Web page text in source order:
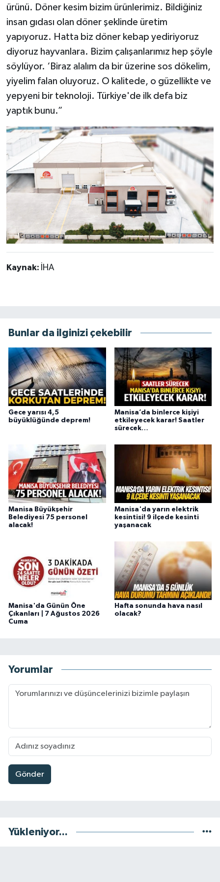
ürünü. Döner kesim bizim ürünlerimiz. Bildiğiniz
insan gıdası olan döner şeklinde üretim
yapıyoruz. Hatta biz döner kebap yediriyoruz
diyoruz hayvanlara. Bizim çalışanlarımız hep şöyle
söylüyor. ‘Biraz alalım da bir üzerine sos dökelim,
yiyelim falan oluyoruz. O kalitede, o güzellikte ve
yepyeni bir teknoloji. Türkiye'de ilk defa biz
yaptık bunu.”
Kaynak: İHA
Bunlar da ilginizi çekebilir
Gece yarısı 4,5
büyüklüğünde deprem!
Manisa’da binlerce kişiyi
etkileyecek karar! Saatler
sürecek…
Manisa Büyükşehir
Belediyesi 75 personel
alacak!
Manisa'da yarın elektrik
kesintisi! 9 ilçede kesinti
yaşanacak
Manisa'da Günün Öne
Çıkanları | 7 Ağustos 2026
Cuma
Hafta sonunda hava nasıl
olacak?
Yorumlar
Gönder
Yükleniyor...